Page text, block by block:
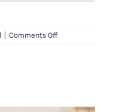
Comments Offon
από